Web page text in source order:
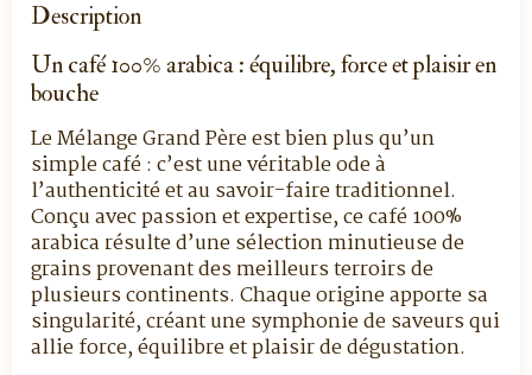
Description
Un café 100% arabica : équilibre, force et plaisir en
bouche
Le Mélange Grand Père est bien plus qu’un
simple café : c’est une véritable ode à
l’authenticité et au savoir-faire traditionnel.
Conçu avec passion et expertise, ce café 100%
arabica résulte d’une sélection minutieuse de
grains provenant des meilleurs terroirs de
plusieurs continents. Chaque origine apporte sa
singularité, créant une symphonie de saveurs qui
allie force, équilibre et plaisir de dégustation.